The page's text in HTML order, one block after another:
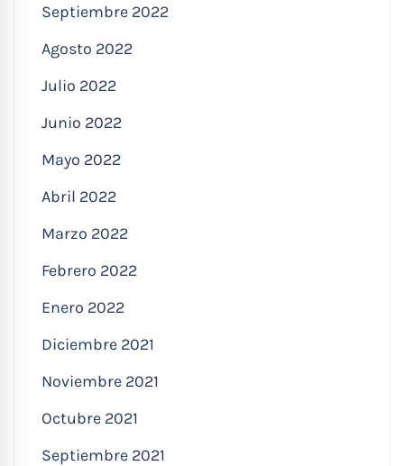
Septiembre 2022
Agosto 2022
Julio 2022
Junio 2022
Mayo 2022
Abril 2022
Marzo 2022
Febrero 2022
Enero 2022
Diciembre 2021
Noviembre 2021
Octubre 2021
Septiembre 2021